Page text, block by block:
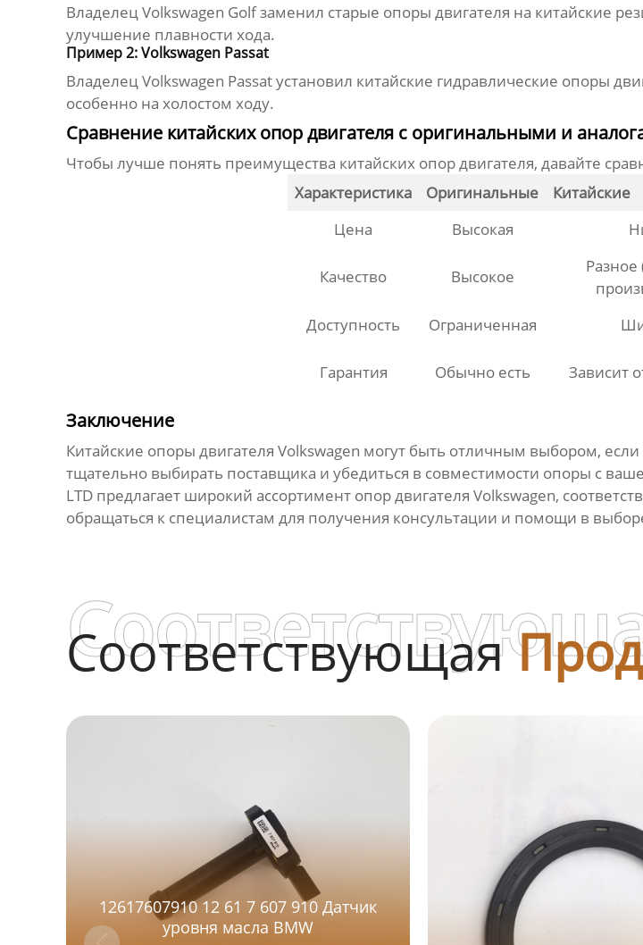
Владелец Volkswagen Golf заменил старые опоры двигателя на китайские
улучшение плавности хода.
Пример 2: Volkswagen Passat
Владелец Volkswagen Passat установил китайские гидравлические опоры
особенно на холостом ходу.
Сравнение китайских опор двигателя с оригинальными и
Чтобы лучше понять преимущества китайских опор двигателя, давайте
Характеристика
Оригинальные Китайские
Цена
Высокая
Качество Высокое
Разное
Доступность Ограниченная
Гарантия Обычно есть Зависит
Заключение
Китайские опоры двигателя Volkswagen могут быть отличным выбором,
тщательно выбирать поставщика и убедиться в совместимости опоры с
LTD предлагает широкий ассортимент опор двигателя Volkswagen,
обращаться к специалистам для получения консультации и помощи в
Соответствующая
12617607910 12 61 7 607 910 Датчик
уровня масла BMW